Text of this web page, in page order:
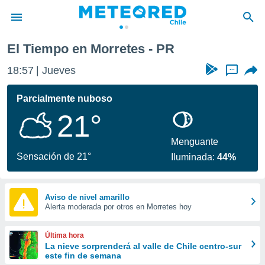
de
por
se
calidad.
a este
las
y
forma
digital
basada
El Tiempo en Morretes - PR
18:57 Jueves ...
Parcialmente nuboso
21°
Sensación de 21°
Menguante
Iluminada:44%
Aviso de nivel amarillo
Alerta moderada por otros en Morretes hoy
Última hora
La nieve sorprenderá al valle de Chile centro-sur
este fin de semana